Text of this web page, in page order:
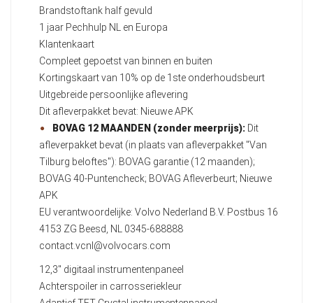
Brandstoftank half gevuld
1 jaar Pechhulp NL en Europa
Klantenkaart
Compleet gepoetst van binnen en buiten
Kortingskaart van 10% op de 1ste onderhoudsbeurt
Uitgebreide persoonlijke aflevering
Dit afleverpakket bevat: Nieuwe APK
BOVAG 12 MAANDEN (zonder meerprijs): Dit
afleverpakket bevat (in plaats van afleverpakket "Van
Tilburg beloftes"): BOVAG garantie (12 maanden);
BOVAG 40-Puntencheck; BOVAG Afleverbeurt; Nieuwe
APK
EU verantwoordelijke: Volvo Nederland B.V. Postbus 16
4153 ZG Beesd, NL 0345-688888
contact.vcnl@volvocars.com
12,3" digitaal instrumentenpaneel
Achterspoiler in carrosseriekleur